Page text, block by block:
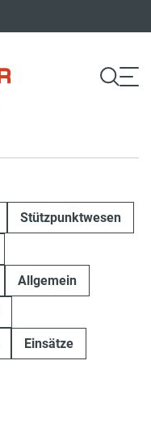
Stützpunktwesen
Allgemein
Einsätze